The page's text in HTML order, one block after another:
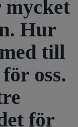
mycket
Hur
till
oss.
för